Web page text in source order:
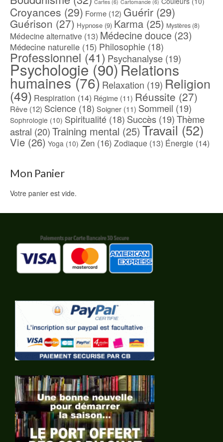
Cartes (6) Cartomancie (6)
Croyances (29) Forme (12) Guérir (29)
Guérison (27) Hypnose (9) Karma (25) Mystères (8)
Médecine alternative (13) Médecine douce (23)
Médecine naturelle (15) Philosophie (18)
Professionnel(41) Psychanalyse (19)
Psychologie(90) Relations
humaines(76) Relaxation (19) Religion
(49) Respiration (14) Régime (11) Réussite (27)
Rêve (12) Science (18) Soigner (11) Sommeil (19)
Sophrologie (10) Spiritualité (18) Succès (19)Thème
astral (20)Training mental (25) Travail (52)
Vie (26) Yoga (10) Zen (16) Zodiaque (13) Énergie (14)
Mon Panier
Votre panier est vide.